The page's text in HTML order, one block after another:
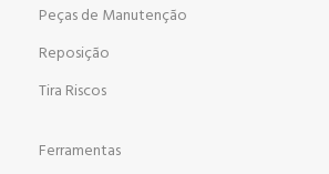
Peças de Manutenção
Reposição
Tira Riscos
Ferramentas